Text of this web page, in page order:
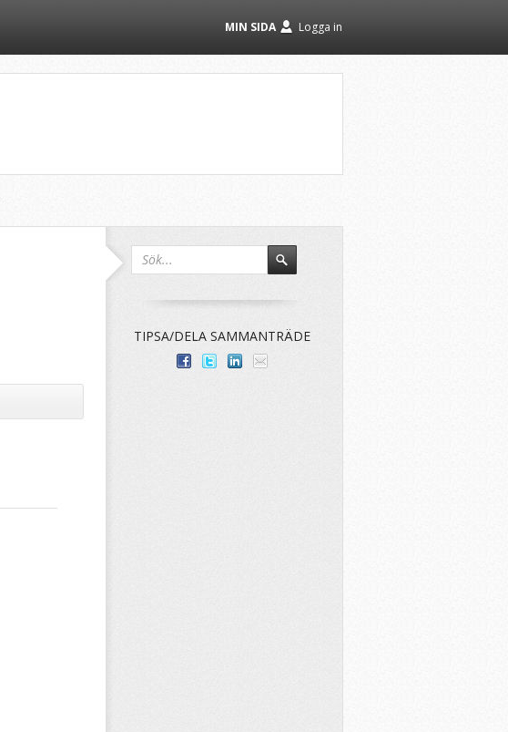
Logga in
MIN SIDA
TIPSA/DELA SAMMANTRÄDE